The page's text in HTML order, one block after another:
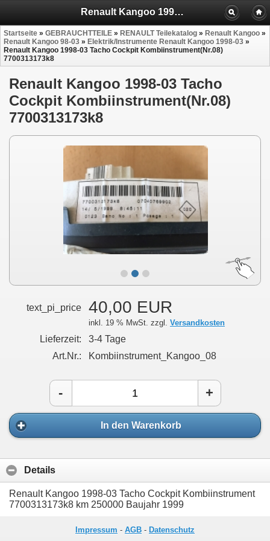
Renault Kangoo 1998-03 Tacho Cockpit 7700313173k8
Startseite » GEBRAUCHTTEILE » RENAULT Teilekatalog » Renault Kangoo »
Renault Kangoo 98-03 » Elektrik/Instrumente Renault Kangoo 1998-03 »
Renault Kangoo 1998-03 Tacho Cockpit Kombiinstrument(Nr.08)
7700313173k8
Renault Kangoo 1998-03 Tacho
Cockpit Kombiinstrument(Nr.08)
7700313173k8
text_pi_price 40,00 EUR
inkl. 19 % MwSt. zzgl. Versandkosten
Lieferzeit:
3-4 Tage
Art.Nr.:
Kombiinstrument_Kangoo_08
- +
In den Warenkorb
Details
Renault Kangoo 1998-03 Tacho Cockpit Kombiinstrument
7700313173k8 km 250000 Baujahr 1999
Impressum - AGB - Datenschutz